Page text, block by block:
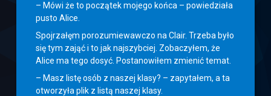
– Mówi że to początek mojego końca – powiedziała
pusto Alice.
Spojrzałęm porozumiewawczo na Clair. Trzeba było
się tym zająć i to jak najszybciej. Zobaczyłem, że
Alice ma tego dosyć. Postanowiłem zmienić temat.
– Masz listę osób z naszej klasy? – zapytałem, a ta
otworzyła plik z listą naszej klasy.